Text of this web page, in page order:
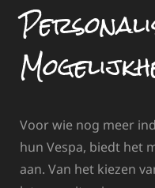
Voor wie nog meer
hun Vespa, biedt het
aan. Van het kiezen